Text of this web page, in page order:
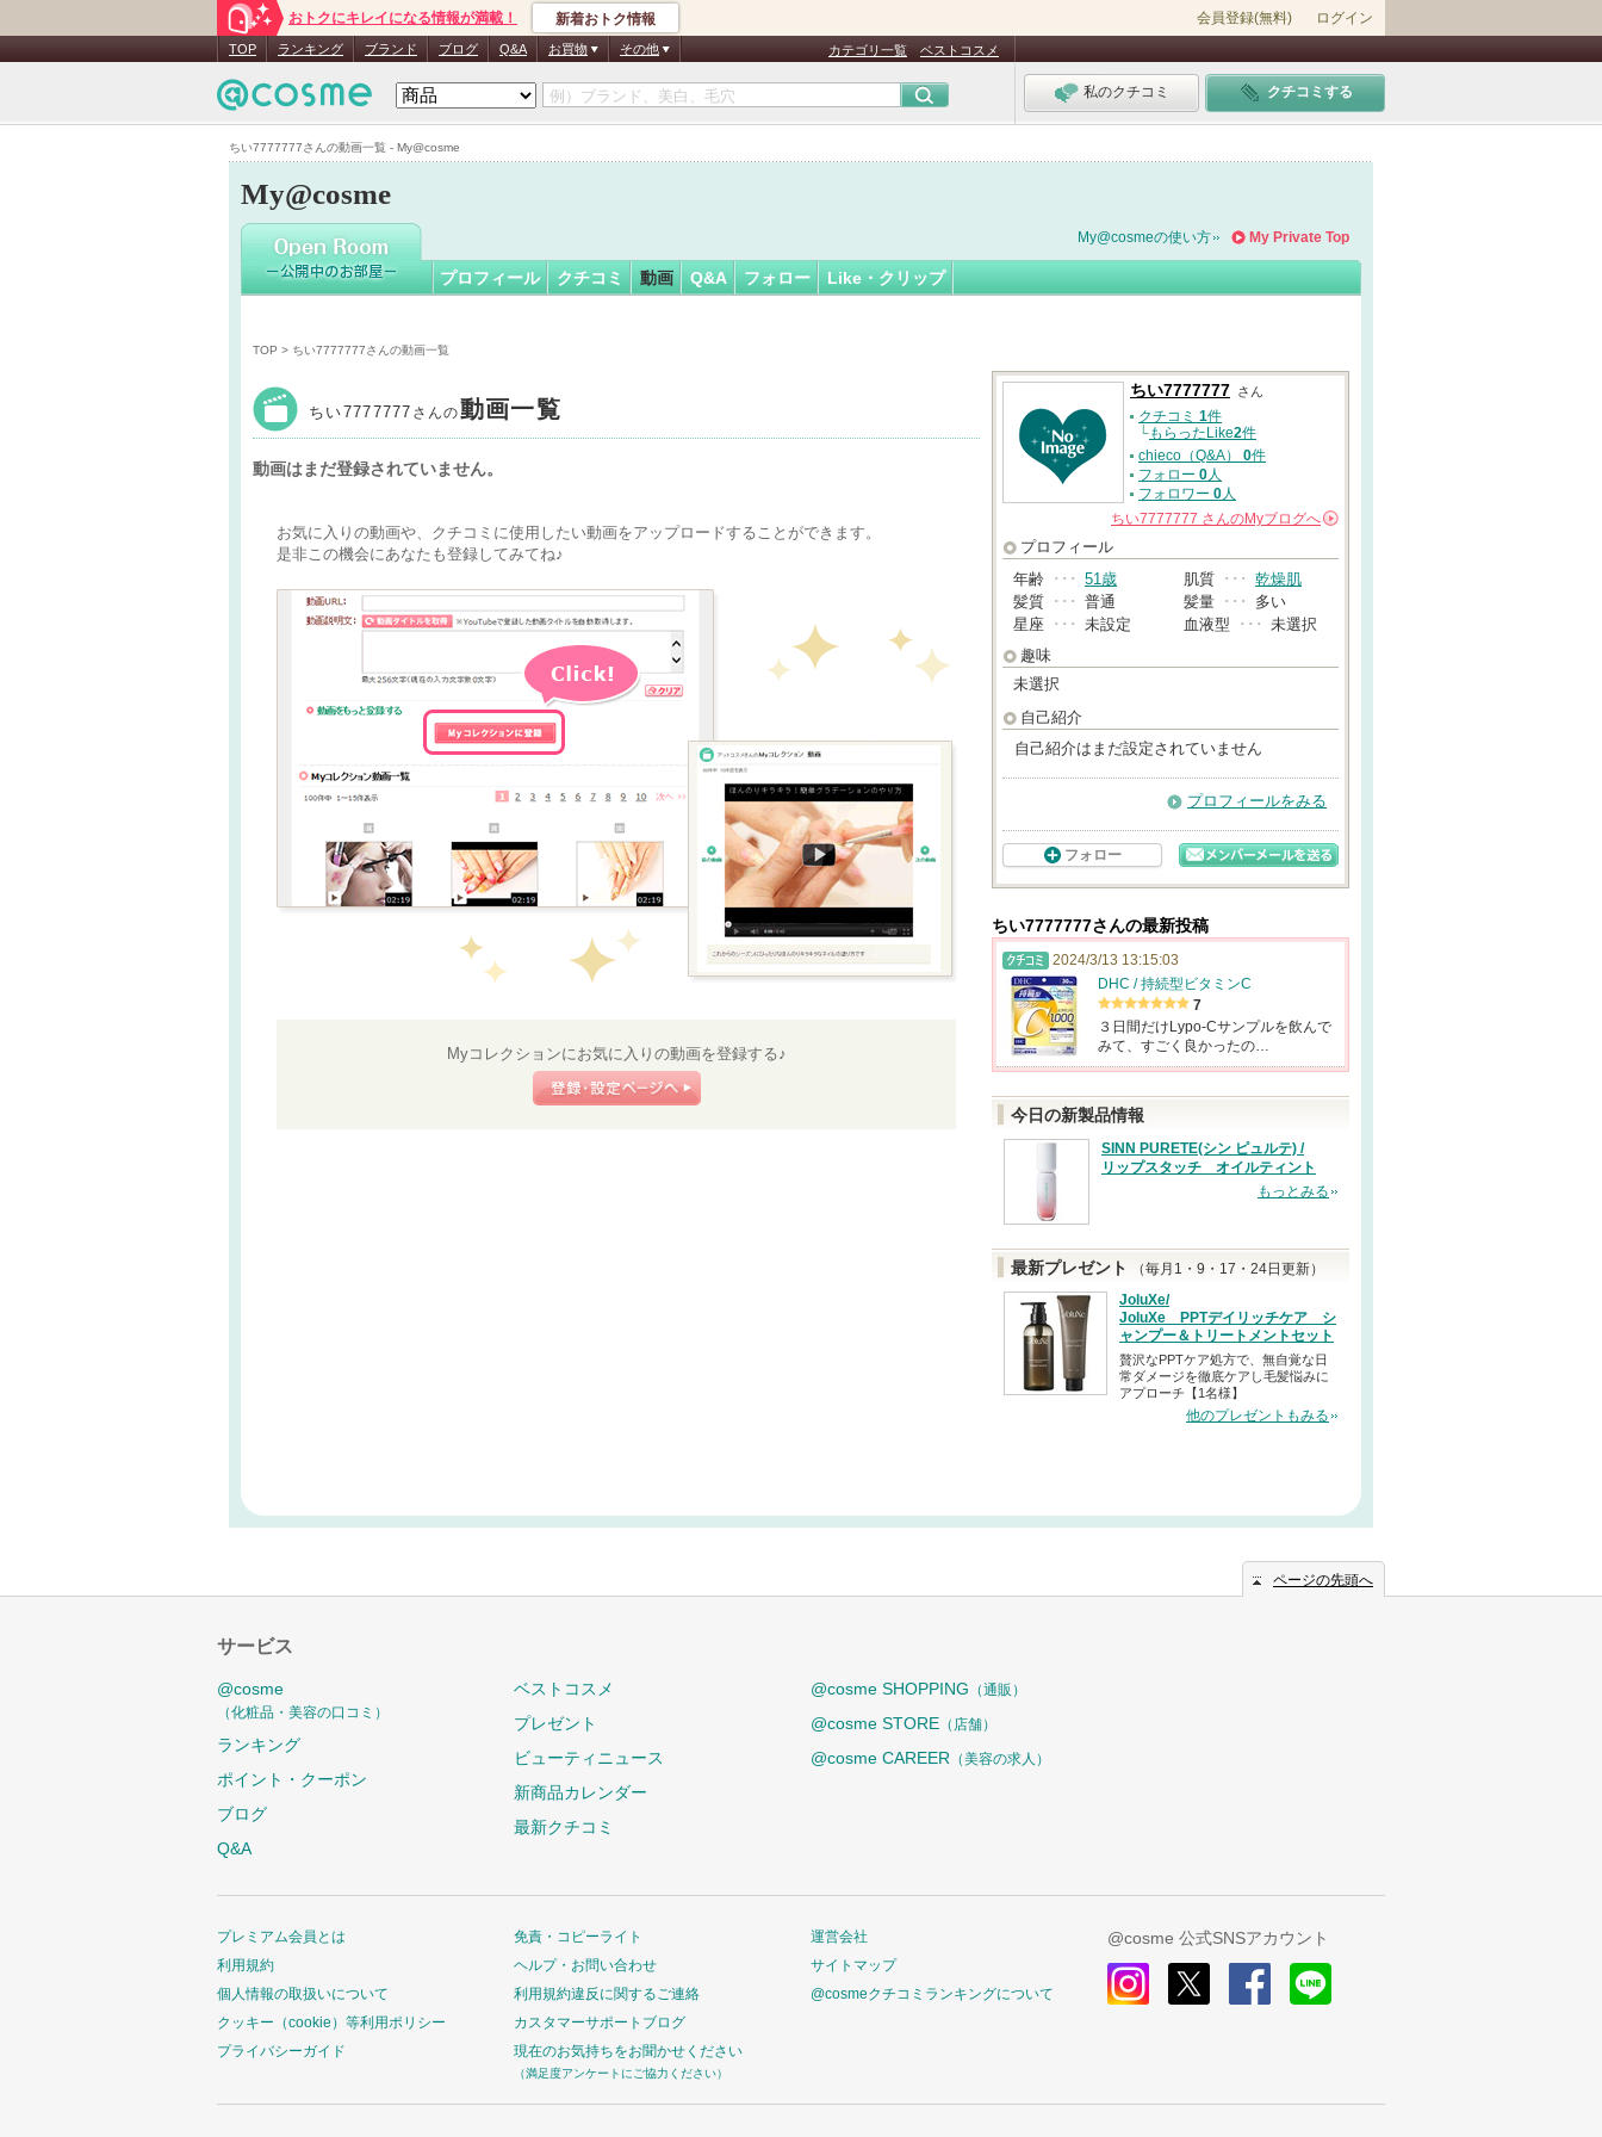
ちい7777777さんの動画一覧 - My@cosme
おトクにキレイになる情報が満載！ 新着おトク情報 会員登録(無料) ログイン
TOP ランキング ブランド ブログ Q&A お買物 その他 カテゴリ一覧 ベストコスメ
私のクチコミ クチコミする
My@cosme
ちい7777777さん
My Private Top
My@cosmeの使い方
プロフィール クチコミ 動画 Q&A フォロー Like・クリップ
TOP > ちい7777777さんの動画一覧
ちい7777777 さんの動画一覧
動画はまだ登録されていません。
お気に入りの動画や、クチコミに使用したい動画をアップロードすることができます。
是非この機会にあなたも登録してみてね♪
Myコレクションにお気に入りの動画を登録する♪
ちい7777777 さん
クチコミ 1件
└もらったLike2件
chieco（Q&A） 0件
フォロー 0人
フォロワー 0人
ちい7777777 さんのMyブログへ
プロフィール
年齢 ･･･ 51歳 肌質 ･･･ 乾燥肌
髪質 ･･･ 普通 髪量 ･･･
多い
星座 ･･･ 未設定 血液型 ･･･ 未選択
趣味
未選択
自己紹介
自己紹介はまだ設定されていません
プロフィールをみる
フォロー
ちい7777777さんの最新投稿
2024/3/13 13:15:03
DHC / 持続型ビタミンC
7
３日間だけLypo-Cサンプルを飲んで
みて、すごく良かったの…
今日の新製品情報
SINN PURETE(シン ピュルテ) /
リップスタッチ オイルティント
もっとみる
最新プレゼント
（毎月1・9・17・24日更新）
JoluXe/
JoluXe PPTデイリッチケア シ
ャンプー＆トリートメントセット
贅沢なPPTケア処方で、無自覚な日
常ダメージを徹底ケアし毛髪悩みに
アプローチ【1名様】
他のプレゼントもみる
ページの先頭へ
サービス
@cosme
（化粧品・美容の口コミ）
ランキング
ポイント・クーポン
ブログ
Q&A
ベストコスメ
プレゼント
ビューティニュース
新商品カレンダー
最新クチコミ
@cosme SHOPPING （通販）
@cosme STORE （店舗）
@cosme CAREER （美容の求人）
プレミアム会員とは
利用規約
個人情報の取扱いについて
クッキー（cookie）等利用ポリシー
プライバシーガイド
免責・コピーライト
ヘルプ・お問い合わせ
利用規約違反に関するご連絡
カスタマーサポートブログ
現在のお気持ちをお聞かせください
（満足度アンケートにご協力ください）
運営会社
サイトマップ
@cosmeクチコミランキングについて
@cosme 公式SNSアカウント